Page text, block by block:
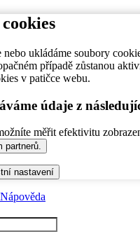
ukládáme soubory
případě zůstanou
v patičce webu.
údaje z
měřit efektivitu
partnerů.
nastavení
Nápověda